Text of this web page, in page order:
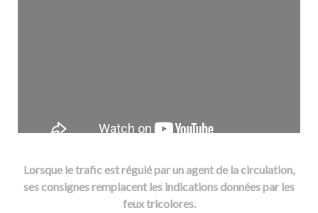
Lorsque le trafic est régulé par un agent de la circulation,
ses consignes remplacent les indications données par les
feux tricolores.